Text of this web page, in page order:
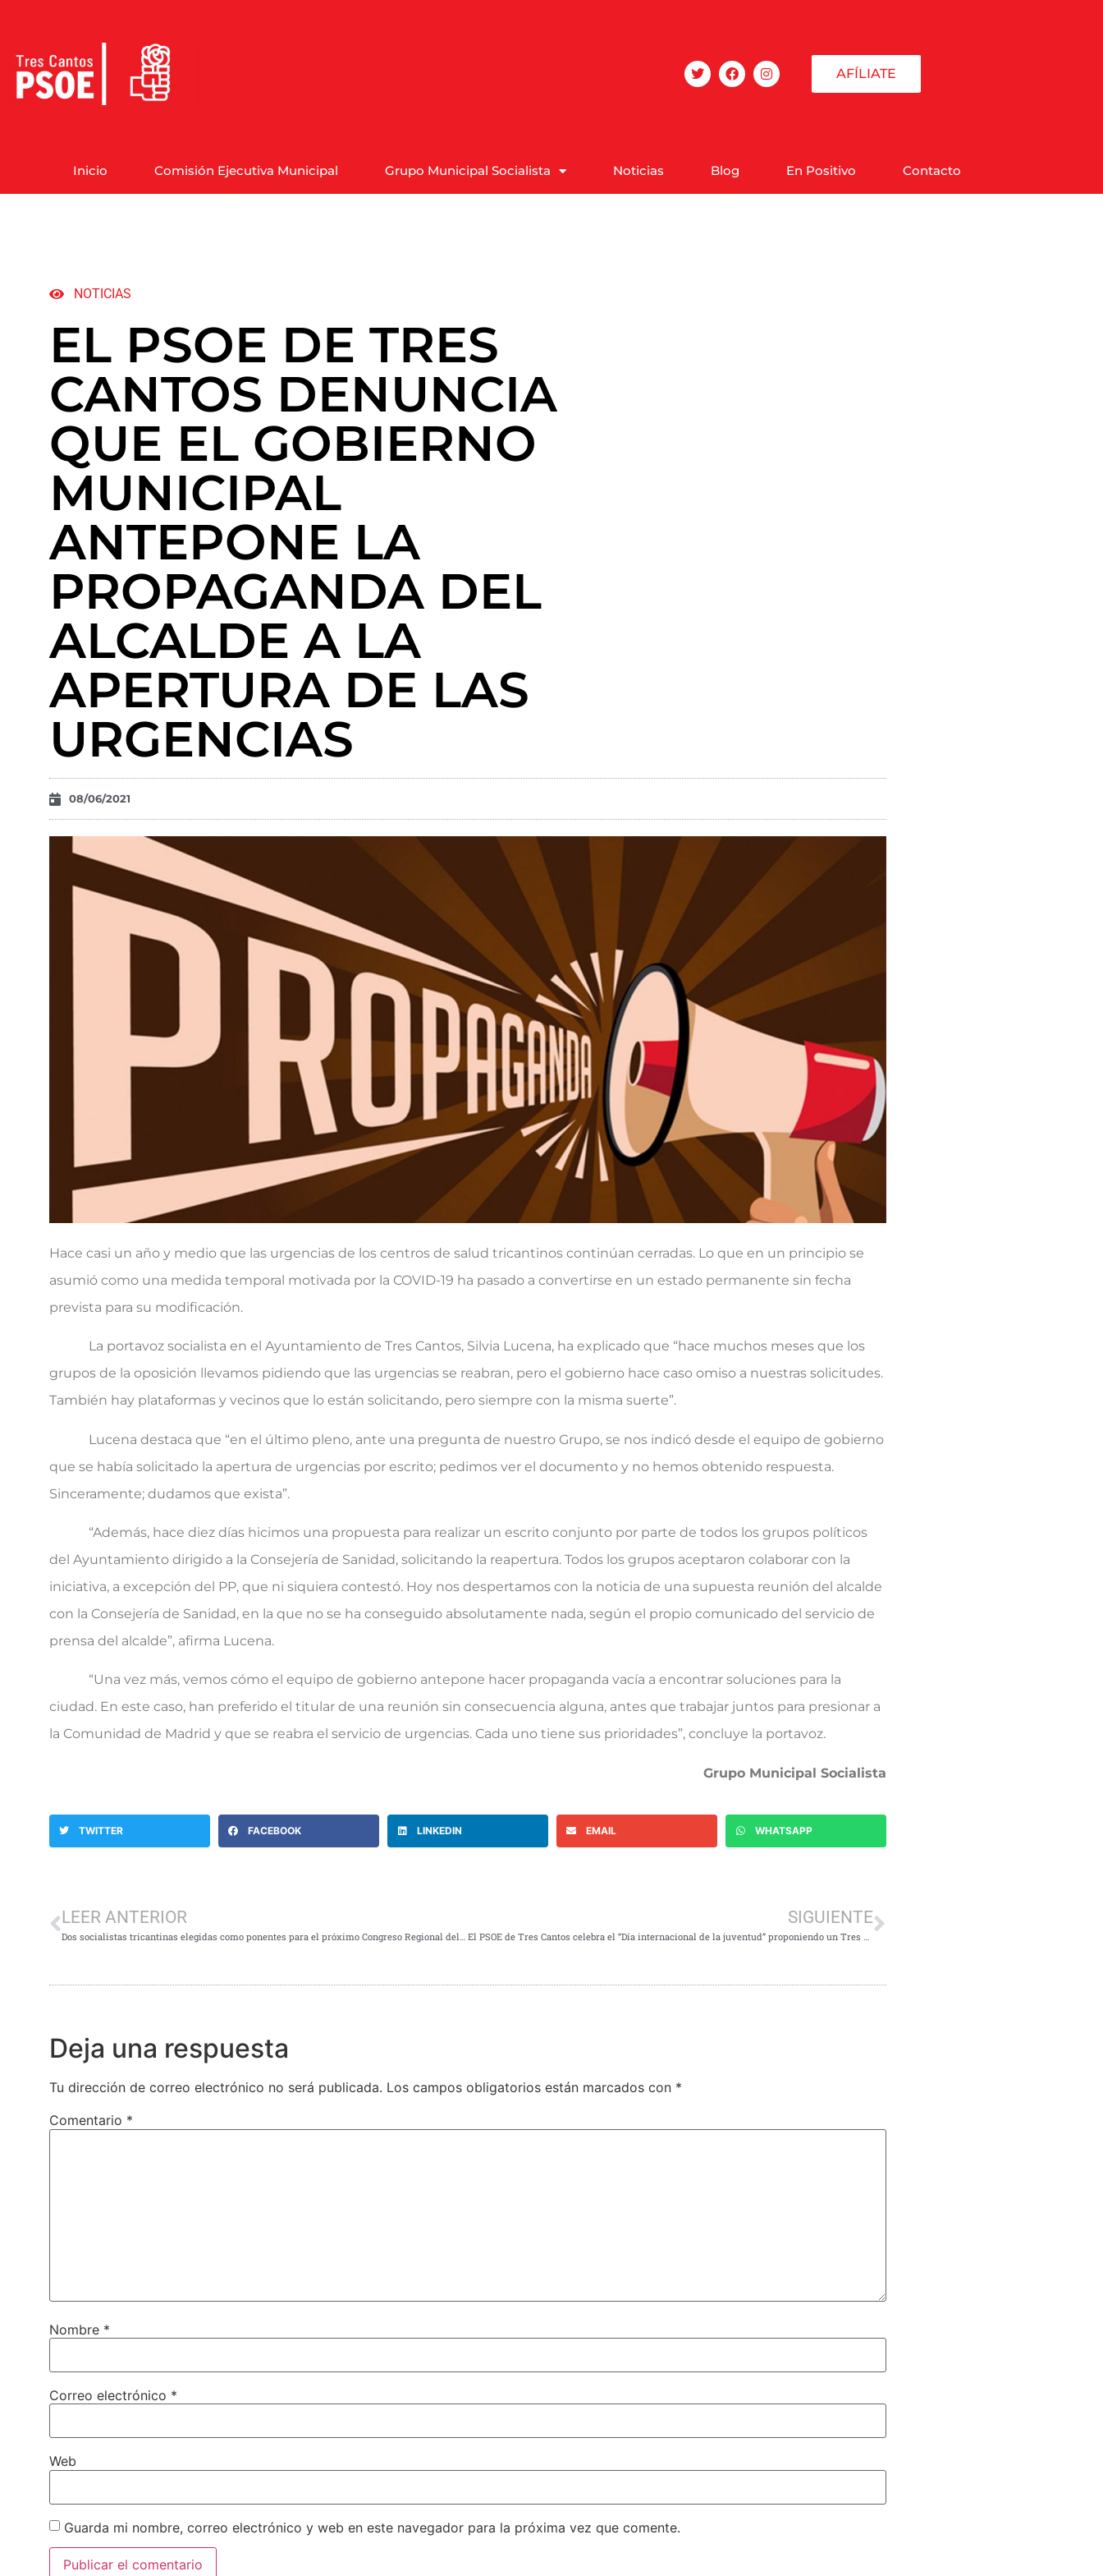
AFÍLIATE
Inicio Comisión Ejecutiva Municipal Grupo Municipal Socialista Noticias Blog En Positivo Contacto
NOTICIAS
EL PSOE DE TRES
CANTOS DENUNCIA
QUE EL GOBIERNO
MUNICIPAL
ANTEPONE LA
PROPAGANDA DEL
ALCALDE A LA
APERTURA DE LAS
URGENCIAS
08/06/2021
Hace casi un año y medio que las urgencias de los centros de salud tricantinos continúan cerradas. Lo que en un principio se
asumió como una medida temporal motivada por la COVID-19 ha pasado a convertirse en un estado permanente sin fecha
prevista para su modificación.
La portavoz socialista en el Ayuntamiento de Tres Cantos, Silvia Lucena, ha explicado que “hace muchos meses que los
grupos de la oposición llevamos pidiendo que las urgencias se reabran, pero el gobierno hace caso omiso a nuestras solicitudes.
También hay plataformas y vecinos que lo están solicitando, pero siempre con la misma suerte”.
Lucena destaca que “en el último pleno, ante una pregunta de nuestro Grupo, se nos indicó desde el equipo de gobierno
que se había solicitado la apertura de urgencias por escrito; pedimos ver el documento y no hemos obtenido respuesta.
Sinceramente; dudamos que exista”.
“Además, hace diez días hicimos una propuesta para realizar un escrito conjunto por parte de todos los grupos políticos
del Ayuntamiento dirigido a la Consejería de Sanidad, solicitando la reapertura. Todos los grupos aceptaron colaborar con la
iniciativa, a excepción del PP, que ni siquiera contestó. Hoy nos despertamos con la noticia de una supuesta reunión del alcalde
con la Consejería de Sanidad, en la que no se ha conseguido absolutamente nada, según el propio comunicado del servicio de
prensa del alcalde”, afirma Lucena.
“Una vez más, vemos cómo el equipo de gobierno antepone hacer propaganda vacía a encontrar soluciones para la
ciudad. En este caso, han preferido el titular de una reunión sin consecuencia alguna, antes que trabajar juntos para presionar a
la Comunidad de Madrid y que se reabra el servicio de urgencias. Cada uno tiene sus prioridades”, concluye la portavoz.
Grupo Municipal Socialista
TWITTER FACEBOOK LINKEDIN EMAIL WHATSAPP
LEER ANTERIOR
Dos socialistas tricantinas elegidas como ponentes para el próximo Congreso Regional del PSOE de Madrid
SIGUIENTE
El PSOE de Tres Cantos celebra el “Día internacional de la juventud” proponiendo un Tres Cantos que piense en los jóvenes
Deja una respuesta
Tu dirección de correo electrónico no será publicada. Los campos obligatorios están marcados con *
Comentario *
Nombre *
Correo electrónico *
Web
Guarda mi nombre, correo electrónico y web en este navegador para la próxima vez que comente.